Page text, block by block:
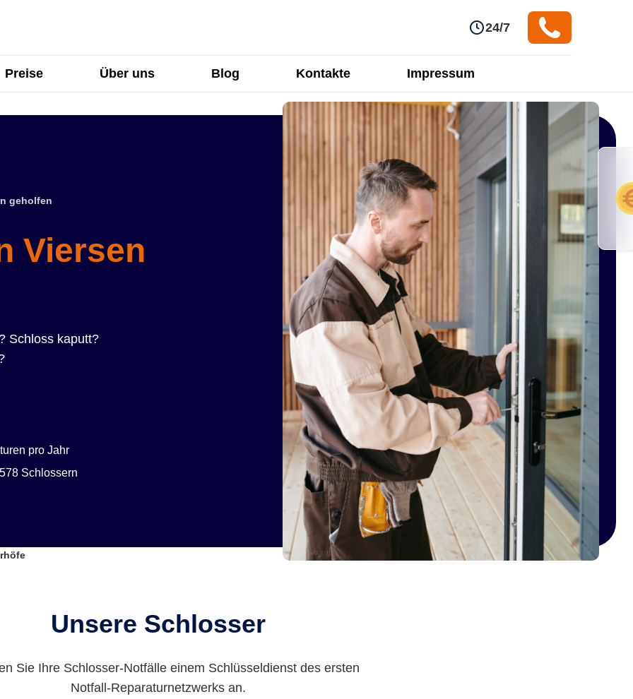
24/7
Preise Über uns Blog Kontakte Impressum
geholfen
Viersen
Schloss kaputt?
pro Jahr
Schlossern
Unsere Schlosser
Sie Ihre Schlosser-Notfälle einem Schlüsseldienst des ersten
Notfall-Reparaturnetzwerks an.